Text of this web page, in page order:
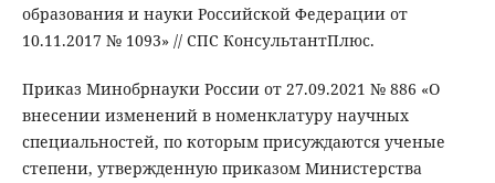
образования и науки Российской Федерации от
10.11.2017 № 1093» // СПС КонсультантПлюс.
Приказ Минобрнауки России от 27.09.2021 № 886 «О
внесении изменений в номенклатуру научных
специальностей, по которым присуждаются ученые
степени, утвержденную приказом Министерства